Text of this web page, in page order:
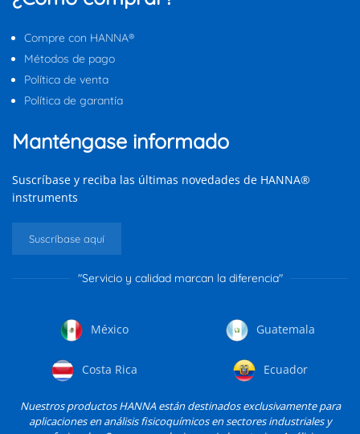
Compre con HANNA®
Métodos de pago
Política de venta
Política de garantía
Manténgase informado
Suscríbase y reciba las últimas novedades de HANNA®
instruments
Suscríbase aquí
"Servicio y calidad marcan la diferencia"
México Guatemala
Costa Rica Ecuador
Nuestros productos HANNA están destinados exclusivamente para
aplicaciones en análisis fisicoquímicos en sectores industriales y